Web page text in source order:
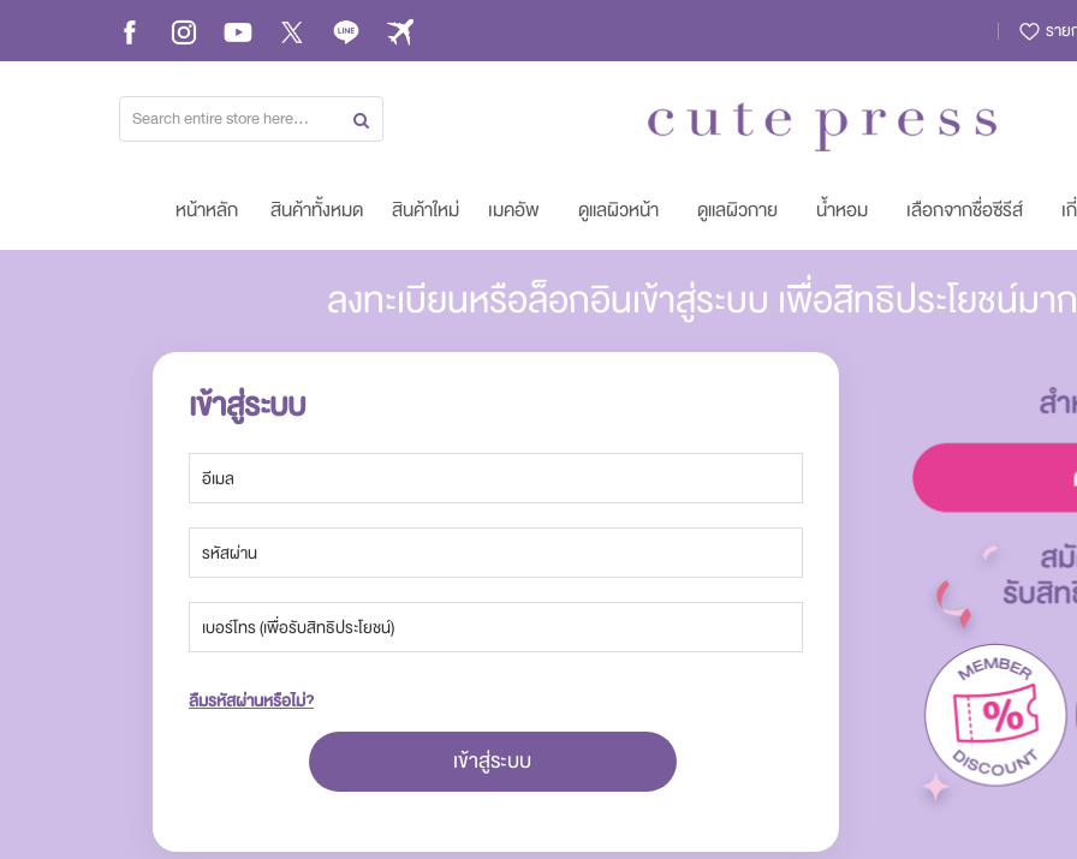
ราย
Skip
Content
หน้าหลัก สินค้าทั้งหมด สินค้าใหม่ เมคอัพ ดูแลผิวหน้า ดูแลผิวกาย น้ำหอม เลือกจากชื่อซีรีส์
ลงทะเบียนหรือล็อกอินเข้าสู่ระบบ เพื่อสิทธิประโยชน์
เข้าสู่ระบบ
ลืมรหัสผ่านหรือไม่?
เข้าสู่ระบบ